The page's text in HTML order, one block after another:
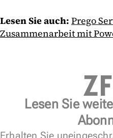
Lesen Sie auch: Prego
Zusammenarbeit mit
Lesen Sie